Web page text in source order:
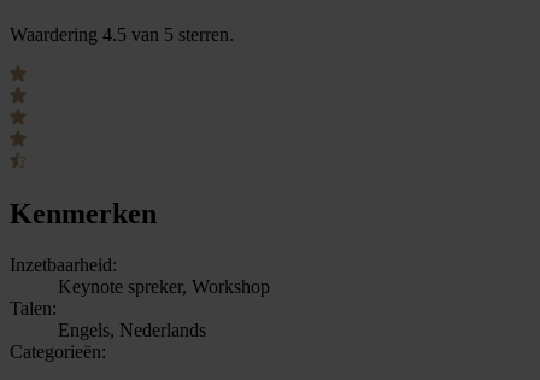
Waardering 4.5 van 5 sterren.
Kenmerken
Inzetbaarheid:
Keynote spreker, Workshop
Talen:
Engels, Nederlands
Categorieën: